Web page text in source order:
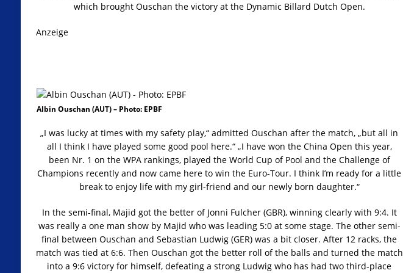
which brought Ouschan the victory at the Dynamic Billard Dutch Open.
Anzeige
Albin Ouschan (AUT) – Photo: EPBF
„I was lucky at times with my safety play,“ admitted Ouschan after the match, „but all in
all I think I have played some good pool here.“ „I have won the China Open this year,
been Nr. 1 on the WPA rankings, played the World Cup of Pool and the Challenge of
Champions recently and now came here to win the Euro-Tour. I think I’m ready for a little
break to enjoy life with my girl-friend and our newly born daughter.“
In the semi-final, Majid got the better of Jonni Fulcher (GBR), winning clearly with 9:4. It
was really a one man show by Majid who was leading 5:0 at some stage. The other semi-
final between Ouschan and Sebastian Ludwig (GER) was a bit closer. After 12 racks, the
match was tied at 6:6. Then Ouschan got the better roll of the balls and turned the match
into a 9:6 victory for himself, defeating a strong Ludwig who has had two third-place